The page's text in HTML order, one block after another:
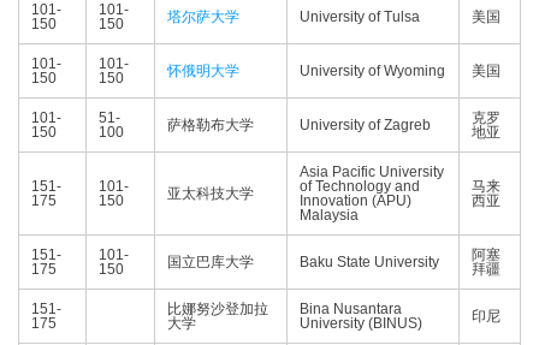
101-
150
101-
150
塔尔萨大学 University of Tulsa 美国
101-
150
101-
150
怀俄明大学 University of Wyoming 美国
101-
150
51-
100
萨格勒布大学 University of Zagreb
克罗
地亚
151-
175
101-
150
亚太科技大学
Asia Pacific University
of Technology and
Innovation (APU)
Malaysia
马来
西亚
151-
175
101-
150
国立巴库大学 Baku State University
阿塞
拜疆
151-
175
比娜努沙登加拉
大学
Bina Nusantara
University (BINUS)
印尼